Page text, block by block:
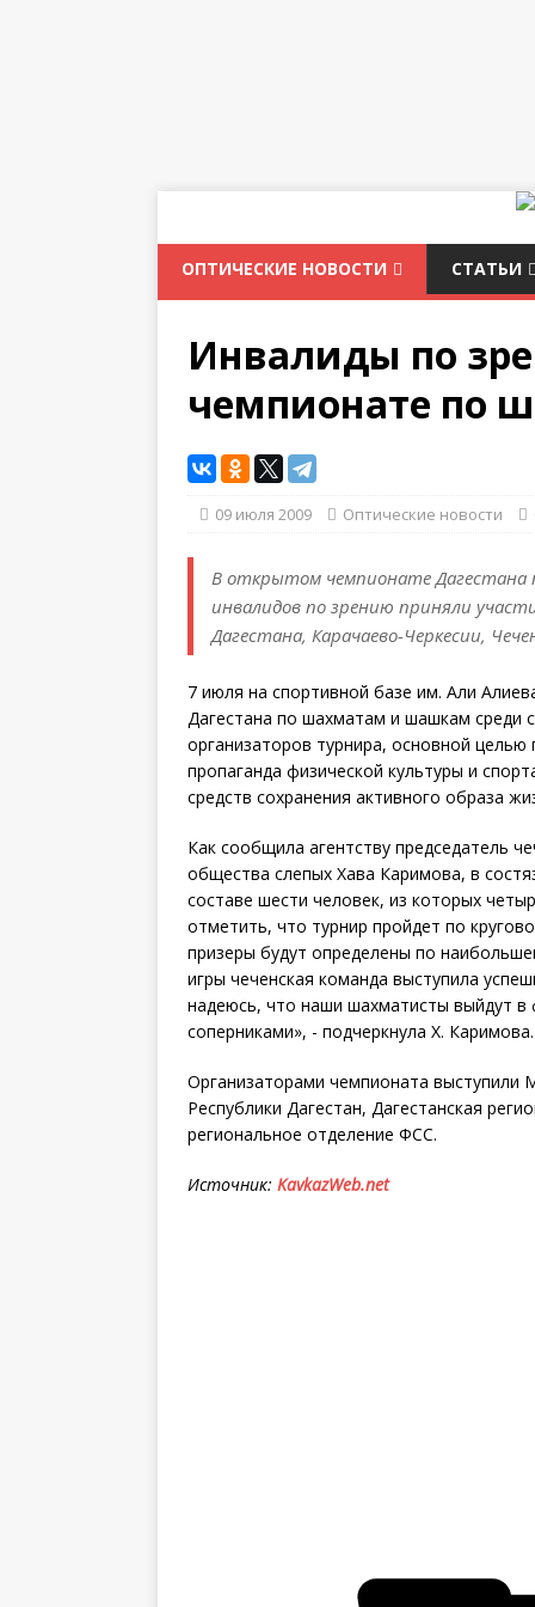
ОПТИЧЕСКИЕ НОВОСТИ СТАТЬИ
Инвалиды по
чемпионате по
09 июля 2009 Оптические новости
В открытом чемпионате
инвалидов по зрению приняли
Дагестана, Карачаево-Черкесии,
7 июля на спортивной базе им. Али
Дагестана по шахматам и шашкам среди
организаторов турнира, основной
пропаганда физической культуры и
средств сохранения активного образа
Как сообщила агентству председатель
общества слепых Хава Каримова, в
составе шести человек, из которых
отметить, что турнир пройдет по
призеры будут определены по
игры чеченская команда выступила
надеюсь, что наши шахматисты выйдут
соперниками», - подчеркнула Х. Каримова.
Организаторами чемпионата выступили
Республики Дагестан, Дагестанская
региональное отделение ФСС.
Источник: KavkazWeb.net